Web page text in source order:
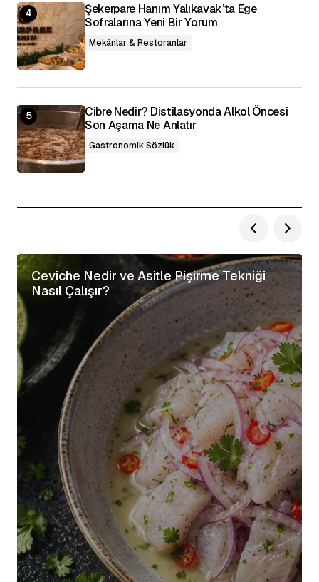
Şekerpare Hanım Yalıkavak’ta Ege
Sofralarına Yeni Bir Yorum
Mekânlar & Restoranlar
Cibre Nedir? Distilasyonda Alkol Öncesi
Son Aşama Ne Anlatır
Gastronomik Sözlük
Ceviche Nedir ve Asitle Pişirme Tekniği
Nasıl Çalışır?